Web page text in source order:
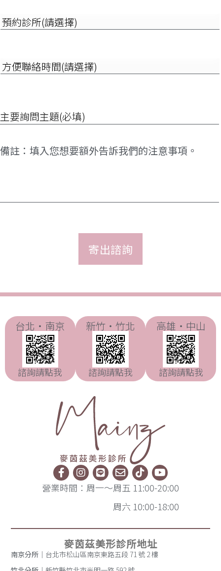
ID
約
選
擇)
方
便
(請
選
問
項
*
備
註
台北・南京
諮詢請點我
新竹・竹北
諮詢請點我
高雄・中山
諮詢請點我
營業時間：周一～周五 11:00-20:00
周六 10:00-18:00
麥茵茲美形診所地址
南京分所 ｜台北市松山區南京東路五段 71 號 2 樓